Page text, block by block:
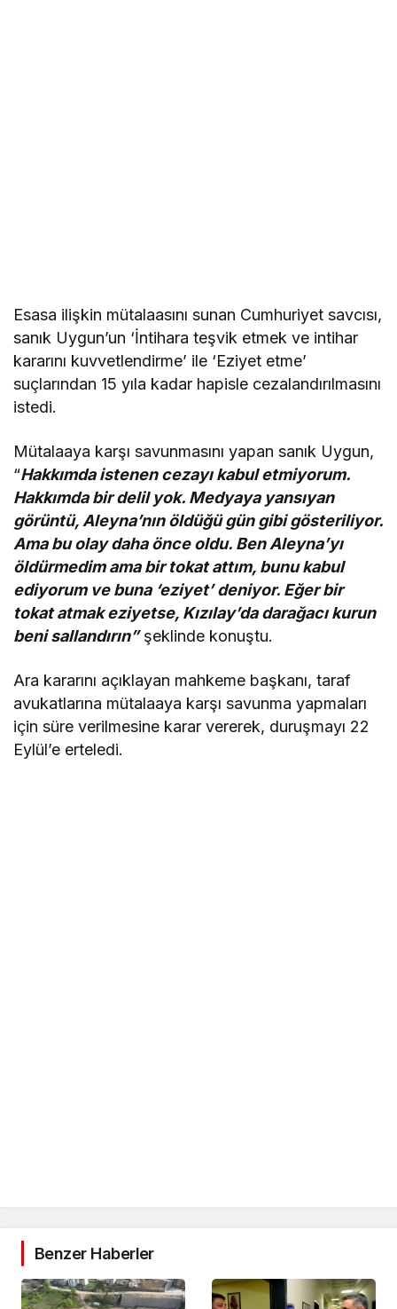
Esasa ilişkin mütalaasını sunan Cumhuriyet savcısı,
sanık Uygun’un ‘İntihara teşvik etmek ve intihar
kararını kuvvetlendirme’ ile ‘Eziyet etme’
suçlarından 15 yıla kadar hapisle cezalandırılmasını
istedi.
Mütalaaya karşı savunmasını yapan sanık Uygun,
“Hakkımda istenen cezayı kabul etmiyorum.
Hakkımda bir delil yok. Medyaya yansıyan
görüntü, Aleyna’nın öldüğü gün gibi gösteriliyor.
Ama bu olay daha önce oldu. Ben Aleyna’yı
öldürmedim ama bir tokat attım, bunu kabul
ediyorum ve buna ‘eziyet’ deniyor. Eğer bir
tokat atmak eziyetse, Kızılay’da darağacı kurun
beni sallandırın”şeklinde konuştu.
Ara kararını açıklayan mahkeme başkanı, taraf
avukatlarına mütalaaya karşı savunma yapmaları
için süre verilmesine karar vererek, duruşmayı 22
Eylül’e erteledi.
Benzer Haberler